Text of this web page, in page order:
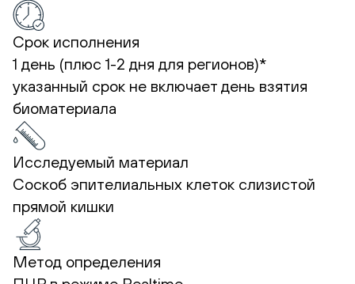
Срок исполнения
1 день (плюс 1-2 дня для регионов)*
указанный срок не включает день взятия
биоматериала
Исследуемый материал
Соскоб эпителиальных клеток слизистой
прямой кишки
Метод определения